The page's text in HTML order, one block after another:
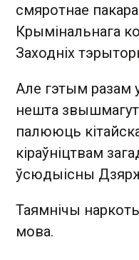
смяротнае
Крымінальнага
Заходніх
Але гэтым разам
нешта
палююць
кіраўніцтвам
ўсюдыісны
Таямнічы
мова.